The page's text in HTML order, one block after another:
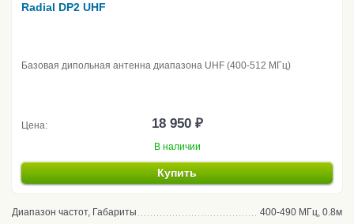
Radial DP2 UHF
Базовая дипольная антенна диапазона UHF (400-512 МГц)
Цена: 18 950 ₽
В наличии
Купить
Диапазон частот, Габариты
400-490 МГц, 0.8м